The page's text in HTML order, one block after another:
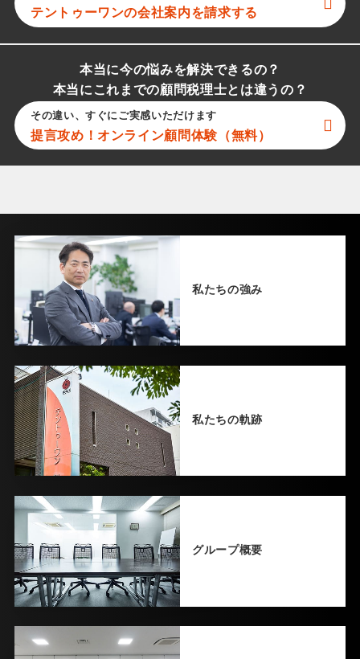
新入社員研修（営業課）
2025.04.10
新入社員研修（営業課）
日本サービスマナー協会（ハウスメーカー）
2025.03.26
ビジネスマナー研修（公開講座）
日本サービスマナー協会
2025.02.14
電話応対研修
2025.02.08
創業支援セミナー（人材育成・販路開拓）
和歌山商工会議所
2025.02.06
日本サービスマナー協会
2025.02.01
創業支援セミナー（経営・財務）
和歌山商工会議所
相続遺言セミナー
テントゥーワンの会社案内を請求する
本当に今の悩みを解決できるの？
本当にこれまでの顧問税理士とは違うの？
その違い、すぐにご実感いただけます
提言攻め！オンライン顧問体験（無料）
私たちの強み
私たちの軌跡
グループ概要